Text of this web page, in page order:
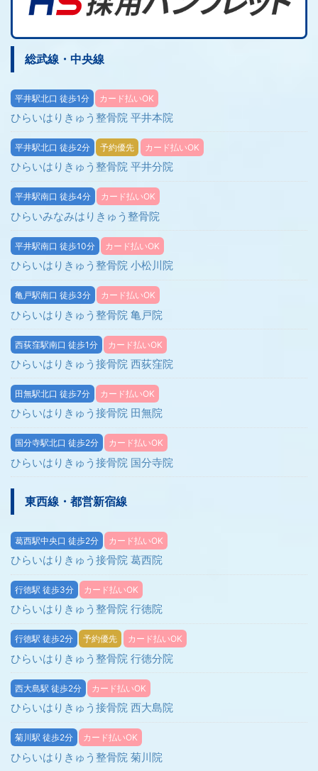
総武線・中央線
平井駅北口 徒歩1分 カード払いOK
ひらいはりきゅう整骨院 平井本院
平井駅北口 徒歩2分 予約優先 カード払いOK
ひらいはりきゅう整骨院 平井分院
平井駅南口 徒歩4分 カード払いOK
ひらいみなみはりきゅう整骨院
平井駅南口 徒歩10分 カード払いOK
ひらいはりきゅう整骨院 小松川院
亀戸駅南口 徒歩3分 カード払いOK
ひらいはりきゅう整骨院 亀戸院
西荻窪駅南口 徒歩1分 カード払いOK
ひらいはりきゅう接骨院 西荻窪院
田無駅北口 徒歩7分 カード払いOK
ひらいはりきゅう接骨院 田無院
国分寺駅北口 徒歩2分 カード払いOK
ひらいはりきゅう接骨院 国分寺院
東西線・都営新宿線
葛西駅中央口 徒歩2分 カード払いOK
ひらいはりきゅう接骨院 葛西院
行徳駅 徒歩3分 カード払いOK
ひらいはりきゅう整骨院 行徳院
行徳駅 徒歩2分 予約優先 カード払いOK
ひらいはりきゅう整骨院 行徳分院
西大島駅 徒歩2分 カード払いOK
ひらいはりきゅう接骨院 西大島院
菊川駅 徒歩2分 カード払いOK
ひらいはりきゅう整骨院 菊川院